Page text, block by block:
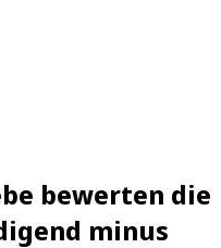
bewerten die
minus